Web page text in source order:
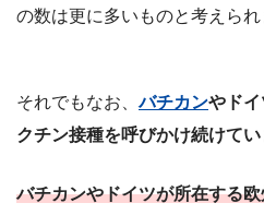
の数は更に多いものと考えられ
それでもなお、バチカンやド
クチン接種を呼びかけ続けて
バチカンやドイツが所在する